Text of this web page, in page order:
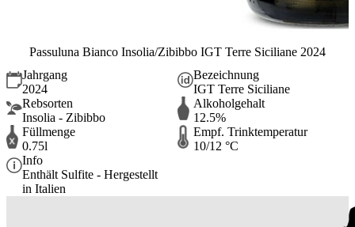
Passuluna Bianco Insolia/Zibibbo IGT Terre Siciliane 2024
Jahrgang
2024
Bezeichnung
IGT Terre Siciliane
Rebsorten
Insolia - Zibibbo
Alkoholgehalt
12.5%
Füllmenge
0.75l
Empf. Trinktemperatur
10/12 °C
Info
Enthält Sulfite - Hergestellt
in Italien